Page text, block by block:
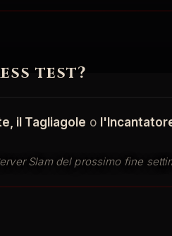
Slam del prossimo fine
test?
il Tagliagole o